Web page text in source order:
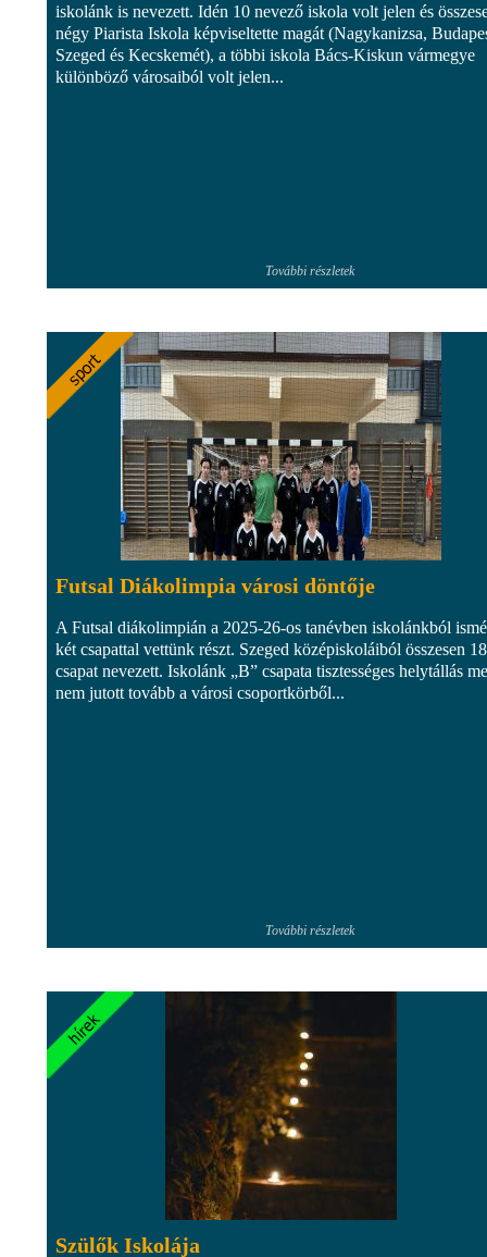
iskolánk is nevezett. Idén 10 nevező iskola volt jelen és
négy Piarista Iskola képviseltette magát (Nagykanizsa,
Szeged és Kecskemét), a többi iskola Bács-Kiskun vármegye
különböző városaiból volt jelen...
További részletek
Futsal Diákolimpia városi döntője
A Futsal diákolimpián a 2025-26-os tanévben iskolánkból
két csapattal vettünk részt. Szeged középiskoláiból összesen 18
csapat nevezett. Iskolánk „B” csapata tisztességes helytállás
nem jutott tovább a városi csoportkörből...
További részletek
Szülők Iskolája